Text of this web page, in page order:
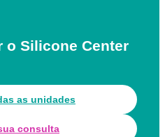
o Silicone Center
as unidades
consulta